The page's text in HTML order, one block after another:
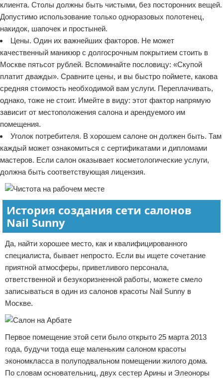
клиента. Столы должны быть чистыми, без посторонних вещей.
Допустимо использование только одноразовых полотенец,
накидок, шапочек и простыней.
Цены. Один их важнейших факторов. Не может
качественный маникюр с долгосрочным покрытием стоить в
Москве пятьсот рублей. Вспоминайте пословицу: «Скупой
платит дважды». Сравните цены, и вы быстро поймете, какова
средняя стоимость необходимой вам услуги. Переплачивать,
однако, тоже не стоит. Имейте в виду: этот фактор напрямую
зависит от местоположения салона и арендуемого им
помещения.
Уголок потребителя. В хорошем салоне он должен быть. Там
каждый может ознакомиться с сертификатами и дипломами
мастеров. Если салон оказывает косметологические услуги,
должна быть соответствующая лицензия.
История создания сети салонов
Nail Sunny
Да, найти хорошее место, как и квалифицированного
специалиста, бывает непросто. Если вы ищете сочетание
приятной атмосферы, приветливого персонала,
ответственной и безукоризненной работы, можете смело
записываться в один из салонов красоты Nail Sunny в
Москве.
Первое помещение этой сети было открыто 25 марта 2013
года, будучи тогда еще маленьким салоном красоты
экономкласса в полуподвальном помещении жилого дома.
По словам основательниц, двух сестер Арины и Элеоноры